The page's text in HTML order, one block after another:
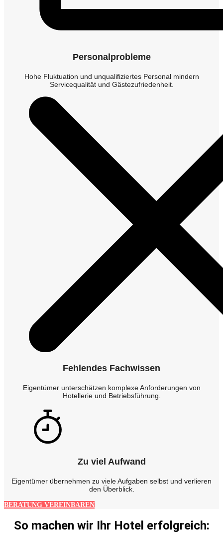
Personalprobleme
Hohe Fluktuation und unqualifiziertes Personal mindern
Servicequalität und Gästezufriedenheit.
Fehlendes Fachwissen
Eigentümer unterschätzen komplexe Anforderungen von
Hotellerie und Betriebsführung.
Zu viel Aufwand
Eigentümer übernehmen zu viele Aufgaben selbst und verlieren
den Überblick.
BERATUNG VEREINBAREN
So machen wir Ihr Hotel erfolgreich: